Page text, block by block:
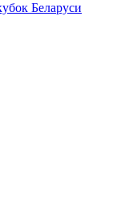
Беларуси